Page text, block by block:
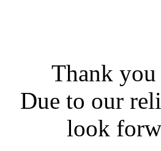
Thank
Due to our
look